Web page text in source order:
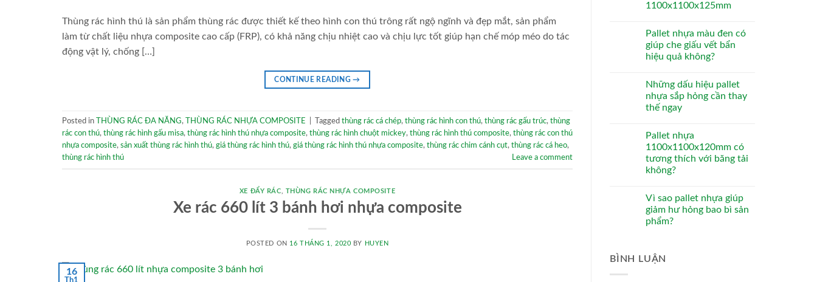
Thùng rác hình thú là sản phẩm thùng rác được thiết kế theo hình con thú trông rất ngộ ngĩnh và đẹp mắt, sản phẩm
làm từ chất liệu nhựa composite cao cấp (FRP), có khả năng chịu nhiệt cao và chịu lực tốt giúp hạn chế móp méo do tác
động vật lý, chống […]
CONTINUE READING→
Posted in THÙNG RÁC ĐA NĂNG, THÙNG RÁC NHỰA COMPOSITE Tagged thùng rác cá chép, thùng rác hình con thú, thùng rác gấu trúc, thùng
rác con thú, thùng rác hình gấu misa, thùng rác hình thú nhựa composite, thùng rác hình chuột mickey, thùng rác hình thú composite, thùng rác con thú
nhựa composite, sản xuất thùng rác hình thú, giá thùng rác hình thú, giá thùng rác hình thú nhựa composite, thùng rác chim cánh cụt, thùng rác cá heo,
thùng rác hình thú
Leave a comment
XE ĐẨY RÁC THÙNG RÁC NHỰA COMPOSITE
Xe rác 660 lít 3 bánh hơi nhựa composite
POSTED ON 16 THÁNG 1, 2020 BY HUYEN
16
Th1
1100x1100x125mm
Pallet nhựa màu đen có
giúp che giấu vết bẩn
hiệu quả không?
Những dấu hiệu pallet
nhựa sắp hỏng cần thay
thế ngay
Pallet nhựa
1100x1100x120mm có
tương thích với băng tải
không?
Vì sao pallet nhựa giúp
giảm hư hỏng bao bì sản
phẩm?
BÌNH LUẬN